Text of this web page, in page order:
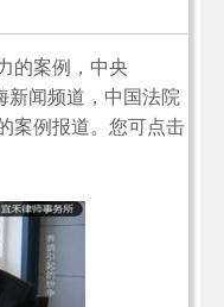
的案例，中央
新闻频道，中国法院
案例报道。您可点击